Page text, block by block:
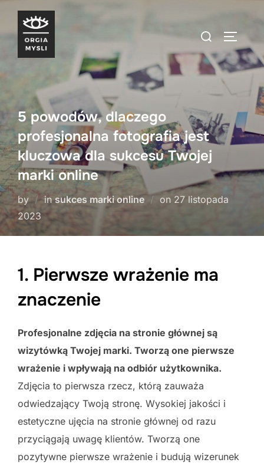
Skip
content
Search
5 powodów, dlaczego
profesjonalna fotografia jest
kluczowa dla sukcesu Twojej
marki online
by insukces marki online on Posted
27 listopada
2023
1. Pierwsze wrażenie ma
znaczenie
Profesjonalne zdjęcia na stronie głównej są
wizytówką Twojej marki. Tworzą one pierwsze
wrażenie i wpływają na odbiór użytkownika.
Zdjęcia to pierwsza rzecz, którą zauważa
odwiedzający Twoją stronę. Wysokiej jakości i
estetyczne ujęcia na stronie głównej od razu
przyciągają uwagę klientów. Tworzą one
pozytywne pierwsze wrażenie i budują wizerunek